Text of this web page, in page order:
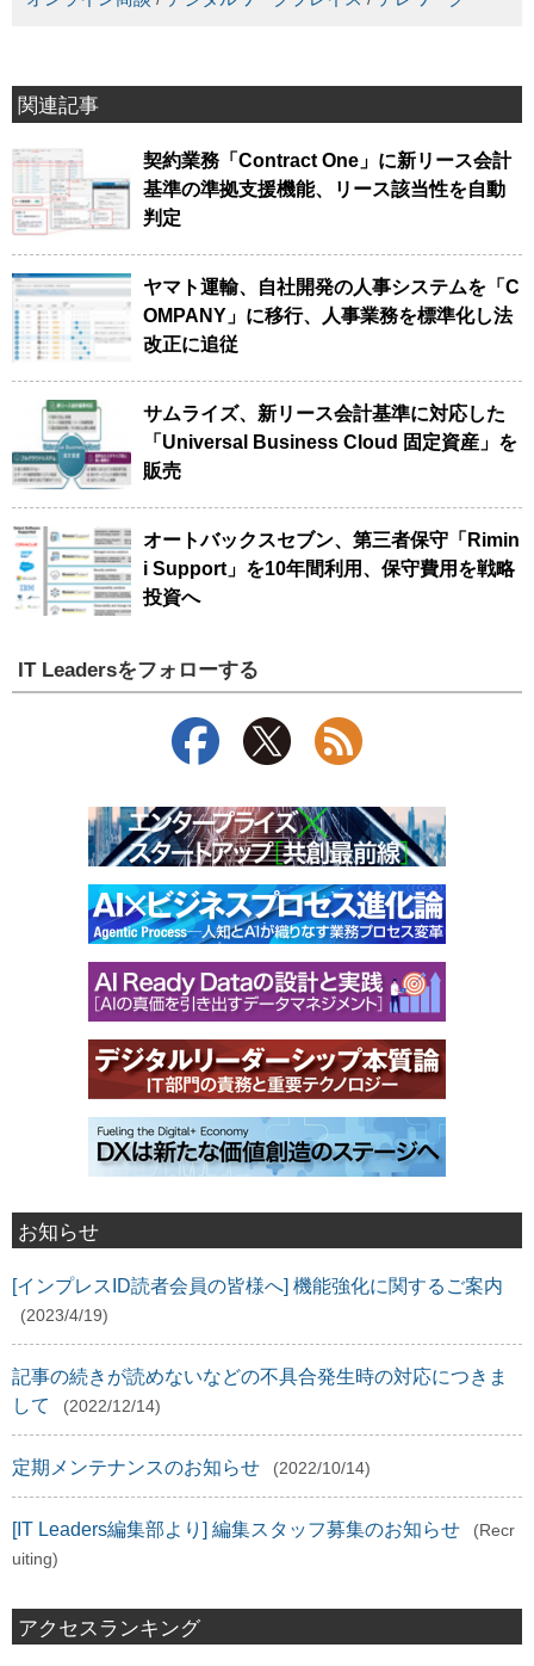
関連記事
契約業務「Contract One」に新リース会計
基準の準拠支援機能、リース該当性を自動
判定
ヤマト運輸、自社開発の人事システムを「C
OMPANY」に移行、人事業務を標準化し法
改正に追従
サムライズ、新リース会計基準に対応した
「Universal Business Cloud 固定資産」を
販売
オートバックスセブン、第三者保守「Rimin
i Support」を10年間利用、保守費用を戦略
投資へ
IT Leadersをフォローする
お知らせ
[インプレスID読者会員の皆様へ] 機能強化に関するご案内
(2023/4/19)
記事の続きが読めないなどの不具合発生時の対応につきま
して
(2022/12/14)
定期メンテナンスのお知らせ (2022/10/14)
[IT Leaders編集部より] 編集スタッフ募集のお知らせ
(Recr
uiting)
アクセスランキング